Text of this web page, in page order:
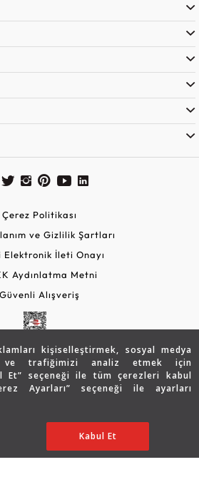
kişiselleştirmek, sosyal medya
ve trafiğimizi analiz etmek için
Et” seçeneği ile tüm çerezleri kabul
Ayarları” seçeneği ile ayarları
Ayarları Düzenle
Kabul Et
SATIN ALIN
Çerez Politikası
ve Gizlilik Şartları
Elektronik İleti Onayı
Aydınlatma Metni
Güvenli Alışveriş
Pırlanta - Bu sitenin tüm hakları